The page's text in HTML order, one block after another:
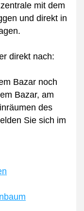
mit dem
und direkt in
direkt nach:
Bazar noch
Bazar, am
des
Sie sich im